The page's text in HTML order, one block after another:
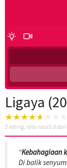
Ligaya
3 voting, rata-rata 5.0 dari
“Kebahagiaan
Di balik